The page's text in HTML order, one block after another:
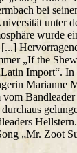
bei
unter
wurde
„If the
Import“.
„Mr. Zoot